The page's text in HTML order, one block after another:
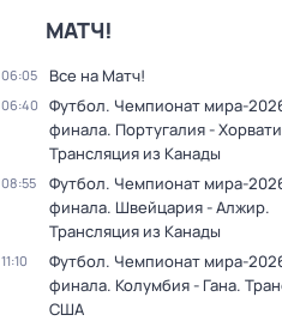
МАТЧ!
06:05 Все на Матч!
06:40
Футбол. Чемпионат мира-
финала. Португалия -
Трансляция из Канады
08:55
Футбол. Чемпионат мира-
финала. Швейцария - Алжир.
Трансляция из Канады
11:10
Футбол. Чемпионат мира-
финала. Колумбия - Гана.
США